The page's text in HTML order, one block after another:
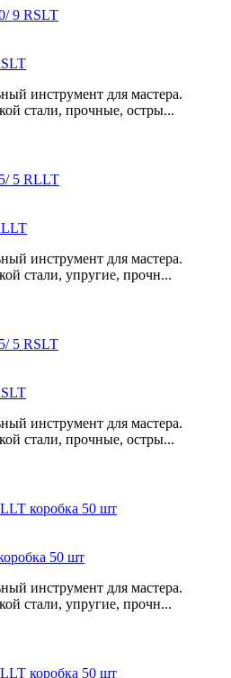
инструмент для мастера.
стали, прочные, остры...
инструмент для мастера.
стали, упругие, прочн...
инструмент для мастера.
стали, прочные, остры...
50 шт
инструмент для мастера.
стали, упругие, прочн...